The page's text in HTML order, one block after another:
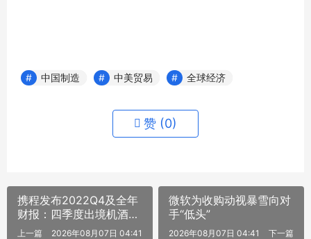
中国制造 中美贸易 全球经济
赞 (0)
携程发布2022Q4及全年
财报：四季度出境机酒增
长超1倍 国际业务增势强
上一篇 2026年08月07日 04:41
微软为收购动视暴雪向对
手“低头”
下一篇
2026年08月07日 04:41